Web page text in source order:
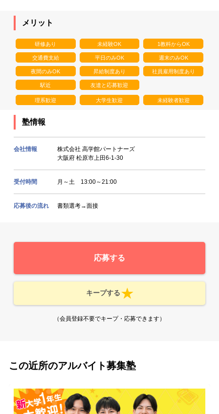
メリット
研修あり 未経験OK 1教科からOK
交通費支給 平日のみOK 週末のみOK
夜間のみOK 昇給制度あり 社員雇用制度あり
駅近 友達と応募歓迎
理系歓迎 大学生歓迎 未経験者歓迎
塾情報
会社情報
株式会社 高学館パートナーズ
大阪府 松原市上田6-1-30
受付時間 月～土 13:00～21:00
応募後の流れ 書類選考→面接
応募する
キープする
（会員登録不要でキープ・応募できます）
この近所のアルバイト募集塾